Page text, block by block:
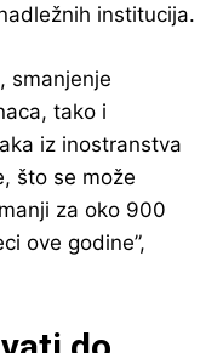
institucija.
smanjenje
tako i
iz inostranstva
što se može
za oko 900
ove godine”,